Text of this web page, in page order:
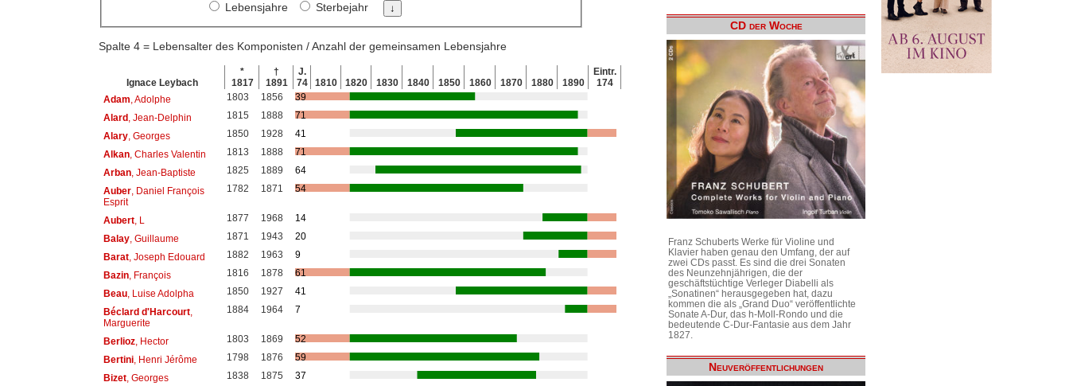
Lebensjahre
Sterbejahr
Spalte 4 = Lebensalter des Komponisten / Anzahl der gemeinsamen Lebensjahre
Ignace Leybach
*
1817
†
1891
J.
74
1810 1820 1830 1840 1850 1860 1870 1880 1890
Eintr.
174
Adam , Adolphe 1803 1856
39
Alard, Jean-Delphin 1815 1888
71
Alary, Georges 1850 1928
41
Alkan, Charles Valentin 1813 1888
71
Arban, Jean-Baptiste 1825 1889
64
Auber, Daniel François
Esprit
1782 1871 54
Aubert, L 1877 1968
14
Balay, Guillaume 1871 1943
20
Barat, Joseph Edouard 1882 1963
9
Bazin, François 1816 1878
61
Beau, Luise Adolpha 1850 1927
41
Béclard d'Harcourt,
Marguerite
1884 1964 7
Berlioz, Hector 1803 1869
52
Bertini, Henri Jérôme 1798 1876
59
Bizet, Georges 1838 1875
37
CD der Woche
Franz Schuberts Werke für Violine und
Klavier haben genau den Umfang, der auf
zwei CDs passt. Es sind die drei Sonaten
des Neunzehnjährigen, die der
geschäftstüchtige Verleger Diabelli als
„Sonatinen“ herausgegeben hat, dazu
kommen die als „Grand Duo“ veröffentlichte
Sonate A-Dur, das h-Moll-Rondo und die
bedeutende C-Dur-Fantasie aus dem Jahr
1827.
Neuveröffentlichungen